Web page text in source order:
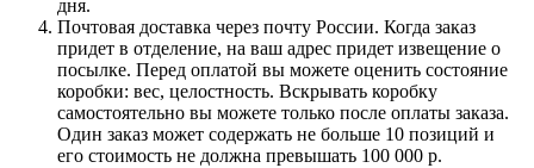
дня.
Почтовая доставка через почту России. Когда заказ
придет в отделение, на ваш адрес придет извещение о
посылке. Перед оплатой вы можете оценить состояние
коробки: вес, целостность. Вскрывать коробку
самостоятельно вы можете только после оплаты заказа.
Один заказ может содержать не больше 10 позиций и
его стоимость не должна превышать 100 000 р.